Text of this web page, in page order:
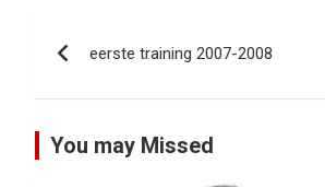
navigatie
eerste training 2007-2008
You may Missed